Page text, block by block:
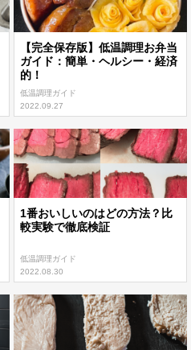
【完全保存版】低温調理お弁当
ガイド：簡単・ヘルシー・経済
的！
低温調理ガイド
2022.09.27
1番おいしいのはどの方法？比
較実験で徹底検証
低温調理ガイド
2022.08.30